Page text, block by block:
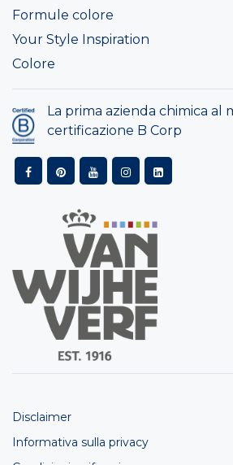
Formule colore
Your Style Inspiration
Colore
La prima azienda chimica al
certificazione B Corp
Disclaimer
Informativa sulla privacy